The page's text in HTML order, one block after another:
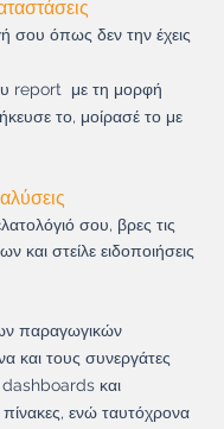
σου όπως δεν την έχεις
report με τη μορφή
το, μοίρασέ το με
σου, βρες τις
και στείλε ειδοποιήσεις
παραγωγικών
και τους συνεργάτες
και
ες, ενώ ταυτόχρονα